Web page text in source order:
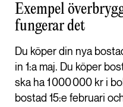
Exempel
fungerar det
Du köper din nya
in 1:a maj. Du köper
ska ha 1 000 000 kr i
bostad 15:e februari